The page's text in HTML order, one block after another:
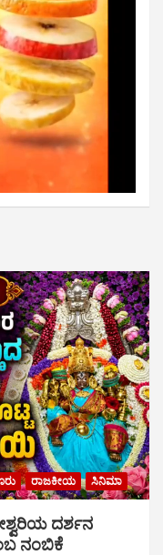
ರಾಜಕೀಯ ಸಿನಿಮಾ
ದರ್ಶನ
ನಂಬಿಕೆ